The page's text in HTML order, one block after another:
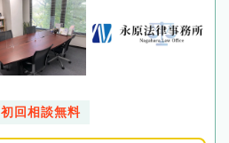
初回相談無料